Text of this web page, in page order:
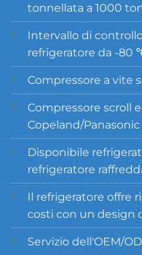
tonnellata a 1000
Intervallo di
refrigeratore da -80
Compressore a vite
Compressore scroll
Copeland/Panasonic
Disponibile
refrigeratore
Il refrigeratore offre
costi con un design
Servizio dell'OEM/